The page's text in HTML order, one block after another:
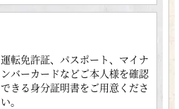
運転免許証、パスポート、マイナ
ンバーカードなどご本人様を確認
できる身分証明書をご用意くださ
い。